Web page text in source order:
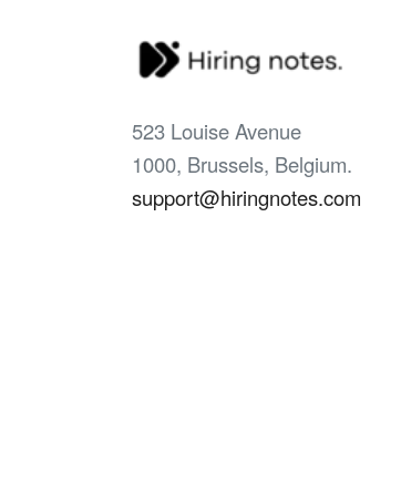
523 Louise Avenue
1000, Brussels, Belgium.
support@hiringnotes.com